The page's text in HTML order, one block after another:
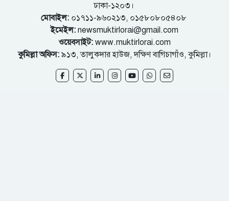
ঢাকা-১২০৩।
মোবাইল:০১৭১১-৯৬০২১৩, ০১৫৮০৮০৫৪০৮
ইমেইল: newsmuktirlorai@gmail.com
ওয়েবসাইট: www.muktirlorai.com
কুমিল্লা অফিস: ৯১৩, তালুকদার হাউজ, দক্ষিণ বাগিচাগাঁও, কুমিল্লা।